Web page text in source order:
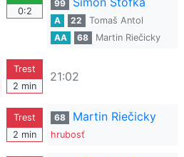
0:2
99
A 22
Tomaš Antol
AA
68 Martin Riečicky
Trest
2 min
21:02
Trest
2 min
68 Martin Riečicky
hrubosť